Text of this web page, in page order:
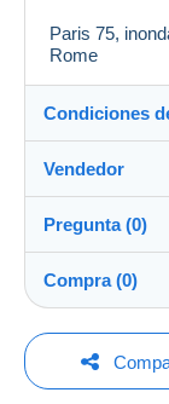
Paris 75,
Rome
Condiciones
Destino:
Ver la lista
Entrega en
Sí
Envío
Gastos:
Vendedor
PRO
Apellido:
Pregunta (0)
Para
Compra (0)